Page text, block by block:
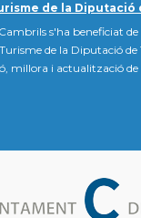
de la Diputació
s'ha beneficiat
de la Diputació
millora i actualització